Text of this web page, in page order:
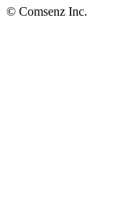
© Comsenz Inc.